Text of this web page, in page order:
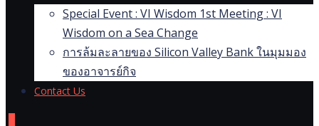
Special Event : VI Wisdom 1st Meeting : VI
Wisdom on a Sea Change
การล้มละลายของ Silicon Valley Bank ในมุมมอง
ของอาจารย์กิจ
Contact Us